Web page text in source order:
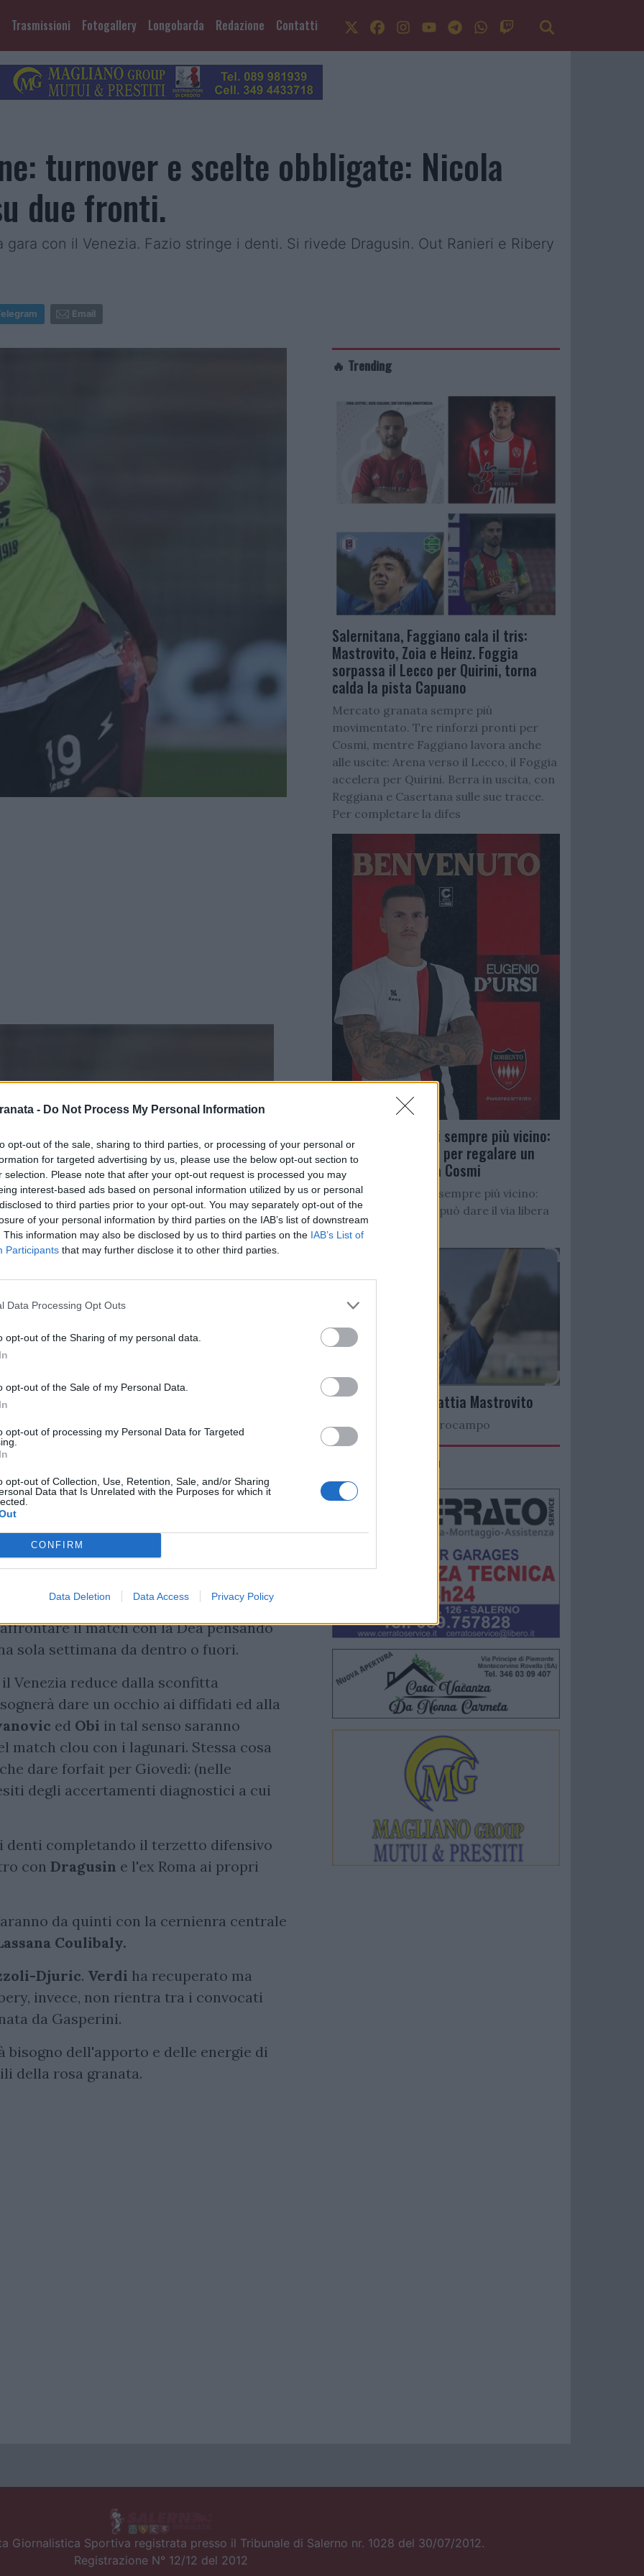
- Do Not Process My Personal Information
opt-out of the sale, sharing to third parties, or processing of your personal or
for targeted advertising by us, please use the below opt-out section to
selection. Please note that after your opt-out request is processed you may
interest-based ads based on personal information utilized by us or personal
to third parties prior to your opt-out. You may separately opt-out of the
of your personal information by third parties on the IAB’s list of downstream
This information may also be disclosed by us to third parties on the IAB’s List of
Participants that may further disclose it to other third parties.
Data Processing Opt Outs
opt-out of the Sharing of my personal data.
opt-out of the Sale of my Personal Data.
opt-out of processing my Personal Data for Targeted
opt-out of Collection, Use, Retention, Sale, and/or Sharing
Data that Is Unrelated with the Purposes for which it
CONFIRM
Data Deletion Data Access Privacy Policy
Trasmissioni Fotogallery Longobarda Redazione Contatti
turnover e scelte obbligate: Nicola
due fronti.
con il Venezia. Fazio stringe i denti. Si rivede Dragusin. Out Ranieri e Ribery
Email
conseguire un risultato che, in quel di
che proprio con la squadra diNicolasi
rientrare nel
condotto gli orobici ad uscire,
League.
il match con la Dea pensando
sola settimana da dentro o fuori.
Venezia reduce dalla sconfitta
dare un occhio ai diffidati ed alla
ed Obi in tal senso saranno
clou con i lagunari. Stessa cosa
dare forfait per Giovedì: (nelle
degli accertamenti diagnostici a cui
denti completando il terzetto difensivo
con Dragusin e l'ex Roma ai propri
da quinti con la cernienra centrale
Coulibaly.
Djuric. Verdi ha recuperato ma
invece, non rientra tra i convocati
da Gasperini.
dell'apporto e delle energie di
della rosa granata.
🔥 Trending
Salernitana, Faggiano cala il tris:
Mastrovito, Zoia e Heinz. Foggia
sorpassa il Lecco per Quirini, torna
calda la pista Capuano
Mercato granata sempre più
movimentato. Tre rinforzi pronti per
Cosmi, mentre Faggiano lavora anche
alle uscite: Arena verso il Lecco, il Foggia
accelera per Quirini. Berra in uscita, con
Reggiana e Casertana sulle sue tracce.
Per completare la difes
Salernitana, D’Ursi sempre più vicino:
Faggiano accelera per regalare un
altro attaccante a Cosmi
Salernitana, D’Ursi sempre più vicino:
Starita al Sorrento può dare il via libera
all’operazione
Arriva il talento Mattia Mastrovito
Nuovo colpo a centrocampo
IMACO Promosolution
Giornalistica Sportiva registrata presso il Tribunale di Salerno nr. 1028 del 30/07/2012.
Registrazione N° 12/12 del 2012